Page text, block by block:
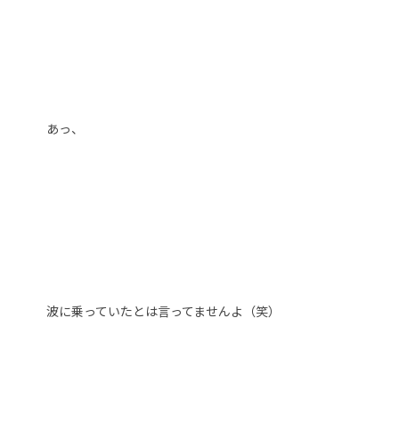
あっ、
波に乗っていたとは言ってませんよ（笑）